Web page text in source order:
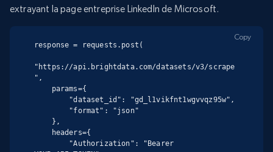
extrayant la page entreprise LinkedIn de Microsoft.
response = requests.post(
"https://api.brightdata.com/datasets/v3/scrape
",
Copy